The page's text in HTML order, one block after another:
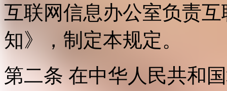
互联网信息办公室负责
知》，制定本规定。
第二条 在中华人民共和